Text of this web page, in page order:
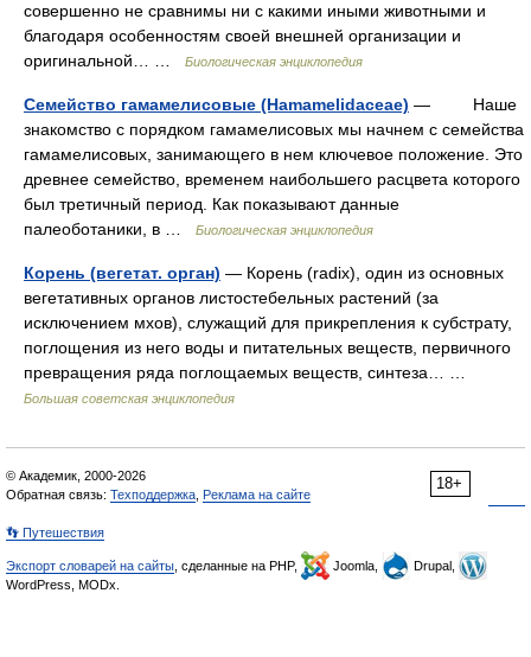
совершенно не сравнимы ни с какими иными животными и
благодаря особенностям своей внешней организации и
оригинальной… …
Биологическая энциклопедия
Семейство гамамелисовые (Hamamelidaceae) — Наше
знакомство с порядком гамамелисовых мы начнем с семейства
гамамелисовых, занимающего в нем ключевое положение. Это
древнее семейство, временем наибольшего расцвета которого
был третичный период. Как показывают данные
палеоботаники, в …
Биологическая энциклопедия
Корень (вегетат. орган) — Корень (radix), один из основных
вегетативных органов листостебельных растений (за
исключением мхов), служащий для прикрепления к субстрату,
поглощения из него воды и питательных веществ, первичного
превращения ряда поглощаемых веществ, синтеза… …
Большая советская энциклопедия
18+
© Академик, 2000-2026
Обратная связь: Техподдержка Реклама на сайте
👣 Путешествия
Экспорт словарей на сайты , сделанные на PHP, Joomla,
Drupal,
WordPress, MODx.